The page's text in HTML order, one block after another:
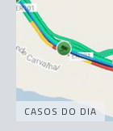
CASOS DO DIA